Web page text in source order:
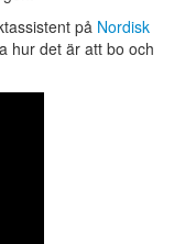
på Nordisk
hur det är att bo och